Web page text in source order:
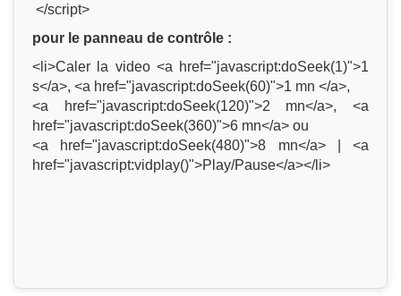
</script>
pour le panneau de contrôle :
<li>Caler la video <a href="javascript:doSeek(1)">1
s</a>, <a href="javascript:doSeek(60)">1 mn </a>,
<a href="javascript:doSeek(120)">2 mn</a>, <a
href="javascript:doSeek(360)">6 mn</a> ou
<a href="javascript:doSeek(480)">8 mn</a> | <a
href="javascript:vidplay()">Play/Pause</a></li>